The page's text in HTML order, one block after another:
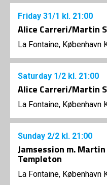
Friday 31/1 kl. 21:00
Alice Carreri/Martin
La Fontaine, København
Saturday 1/2 kl. 21:00
Alice Carreri/Martin
La Fontaine, København
Sunday 2/2 kl. 21:00
Jamsession m. Martin
Templeton
La Fontaine, København